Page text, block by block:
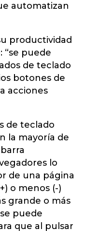
automatizan
productividad
“se puede
de teclado
botones de
acciones
de teclado
la mayoría de
lo
de una página
o menos (-)
grande o más
puede
que al pulsar